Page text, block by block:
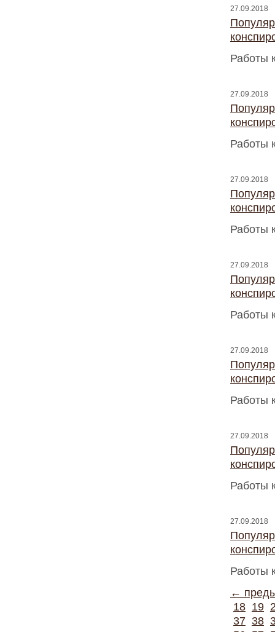
27.09.2018
Работы
27.09.2018
Работы
27.09.2018
Работы
27.09.2018
Работы
27.09.2018
Работы
27.09.2018
Работы
27.09.2018
Работы
←
18 19
37 38